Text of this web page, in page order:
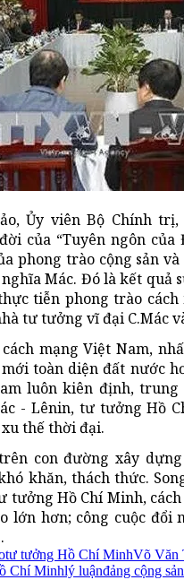
Ủy viên Bộ Chính
của “Tuyên ngôn
phong trào cộng sản
Mác. Đó là kết quả
tiễn phong trào
tư tưởng vĩ đại C.Mác
mạng Việt Nam,
toàn diện đất nước
luôn kiên định,
- Lênin, tư tưởng Hồ
thế thời đại.
con đường xây
khăn, thách thức.
tưởng Hồ Chí Minh,
lớn hơn; công cuộc đổi
tư tưởng Hồ Chí MinhVõ Văn
Chí Minhlý luậnđảng cộng sản